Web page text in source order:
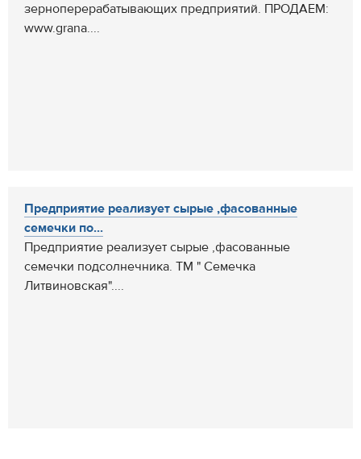
зерноперерабатывающих предприятий. ПРОДАЕМ:
www.grana....
Предприятие реализует сырые ,фасованные
семечки по...
Предприятие реализует сырые ,фасованные
семечки подсолнечника. ТМ " Семечка
Литвиновская"....